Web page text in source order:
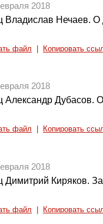
2018
Владислав Нечаев. О
файл Копировать
2018
Александр Дубасов.
файл Копировать
2018
Димитрий Киряков.
файл Копировать